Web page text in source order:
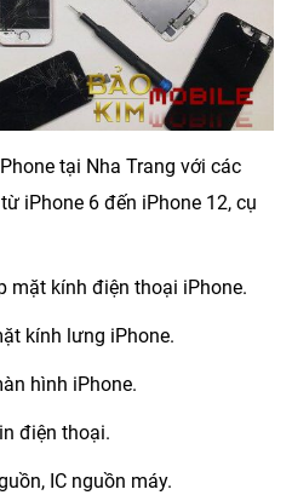
tại Nha Trang với các
iPhone 6 đến iPhone 12, cụ
mặt kính điện thoại iPhone.
kính lưng iPhone.
hình iPhone.
điện thoại.
IC nguồn máy.